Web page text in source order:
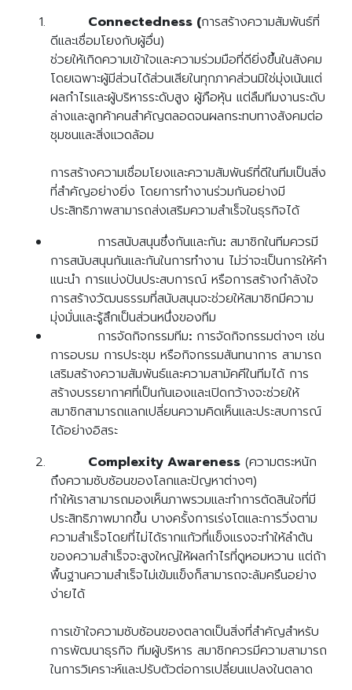
Connectedness (การสร้างความสัมพันธ์ที่
ดีและเชื่อมโยงกับผู้อื่น)
ช่วยให้เกิดความเข้าใจและความร่วมมือที่ดียิ่งขึ้นในสังคม
โดยเฉพาะผู้มีส่วนได้ส่วนเสียในทุกภาคส่วนมิใช่มุ่งเน้นแต่
ผลกำไรและผู้บริหารระดับสูง ผู้ภือหุ้น แต่ลืมทีมงานระดับ
ล่างและลูกค้าคนสำคัญตลอดจนผลกระทบทางสังคมต่อ
ชุมชนและสิ่งแวดล้อม
การสร้างความเชื่อมโยงและความสัมพันธ์ที่ดีในทีมเป็นสิ่ง
ที่สำคัญอย่างยิ่ง โดยการทำงานร่วมกันอย่างมี
ประสิทธิภาพสามารถส่งเสริมความสำเร็จในธุรกิจได้
การสนับสนุนซึ่งกันและกัน: สมาชิกในทีมควรมี
การสนับสนุนกันและกันในการทำงาน ไม่ว่าจะเป็นการให้คำ
แนะนำ การแบ่งปันประสบการณ์ หรือการสร้างกำลังใจ
การสร้างวัฒนธรรมที่สนับสนุนจะช่วยให้สมาชิกมีความ
มุ่งมั่นและรู้สึกเป็นส่วนหนึ่งของทีม
การจัดกิจกรรมทีม: การจัดกิจกรรมต่างๆ เช่น
การอบรม การประชุม หรือกิจกรรมสันทนาการ สามารถ
เสริมสร้างความสัมพันธ์และความสามัคคีในทีมได้ การ
สร้างบรรยากาศที่เป็นกันเองและเปิดกว้างจะช่วยให้
สมาชิกสามารถแลกเปลี่ยนความคิดเห็นและประสบการณ์
ได้อย่างอิสระ
Complexity Awareness (ความตระหนัก
ถึงความซับซ้อนของโลกและปัญหาต่างๆ)
ทำให้เราสามารถมองเห็นภาพรวมและทำการตัดสินใจที่มี
ประสิทธิภาพมากขึ้น บางครั้งการเร่งโตและการวิ่งตาม
ความสำเร็จโดยที่ไม่ได้รากแก้วที่แข็งแรงจะทำให้ลำต้น
ของความสำเร็จจะสูงใหญ่ให้ผลกำไรที่ดูหอมหวาน แต่ถ้า
พื้นฐานความสำเร็จไม่เข้มแข็งก็สามารถจะล้มครึนอย่าง
ง่ายได้
การเข้าใจความซับซ้อนของตลาดเป็นสิ่งที่สำคัญสำหรับ
การพัฒนาธุรกิจ ทีมผู้บริหาร สมาชิกควรมีความสามารถ
ในการวิเคราะห์และปรับตัวต่อการเปลี่ยนแปลงในตลาด